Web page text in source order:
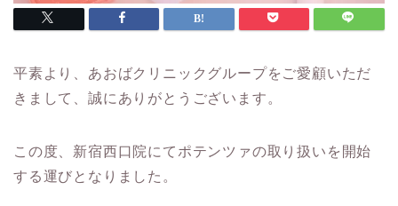
平素より、あおばクリニックグループをご愛顧いただ
きまして、誠にありがとうございます。
この度、新宿西口院にてポテンツァの取り扱いを開始
する運びとなりました。